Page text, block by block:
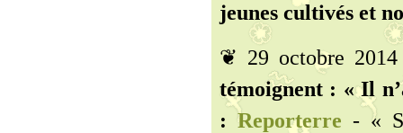
jeunes cultivés et
❦ 29 octobre
témoignent : « Il
: Reporterre - «